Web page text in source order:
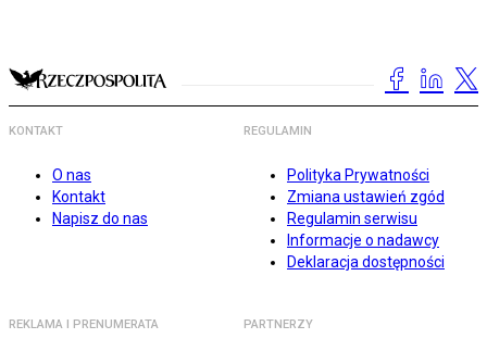
KONTAKT
O nas
Kontakt
Napisz do nas
REGULAMIN
Polityka Prywatności
Zmiana ustawień zgód
Regulamin serwisu
Informacje o nadawcy
Deklaracja dostępności
REKLAMA I PRENUMERATA PARTNERZY